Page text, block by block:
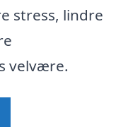
stress, lindre
velvære.